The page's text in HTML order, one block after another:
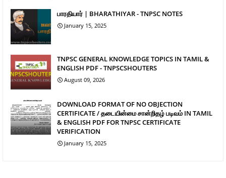
பாரதியார் | BHARATHIYAR - TNPSC NOTES
January 15, 2025
TNPSC GENERAL KNOWLEDGE TOPICS IN TAMIL &
ENGLISH PDF - TNPSCSHOUTERS
August 09, 2026
DOWNLOAD FORMAT OF NO OBJECTION
CERTIFICATE / தடையின்மை சான்றிதழ் படிவம் IN TAMIL
& ENGLISH PDF FOR TNPSC CERTIFICATE
VERIFICATION
January 15, 2025